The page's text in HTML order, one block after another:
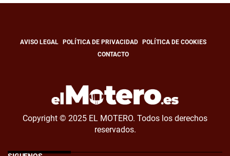
AVISO LEGAL POLÍTICA DE PRIVACIDAD
POLÍTICA DE COOKIES
CONTACTO
Copyright © 2025 EL MOTERO. Todos los derechos
reservados.